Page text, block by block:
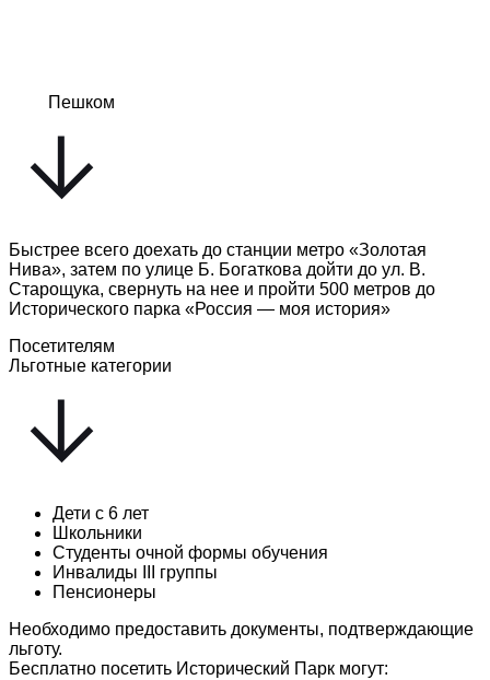
Пешком
Быстрее всего доехать до станции метро «Золотая
Нива», затем по улице Б. Богаткова дойти до ул. В.
Старощука, свернуть на нее и пройти 500 метров до
Исторического парка «Россия — моя история»
Посетителям
Льготные категории
Дети с 6 лет
Школьники
Студенты очной формы обучения
Инвалиды III группы
Пенсионеры
Необходимо предоставить документы, подтверждающие
льготу.
Бесплатно посетить Исторический Парк могут: